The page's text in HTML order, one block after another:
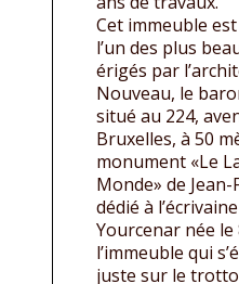
Cet immeuble
l’un des plus
érigés par
Nouveau, le
situé au 224,
Bruxelles, à 50
monument «Le
Monde» de
dédié à
Yourcenar née
l’immeuble qui
juste sur le